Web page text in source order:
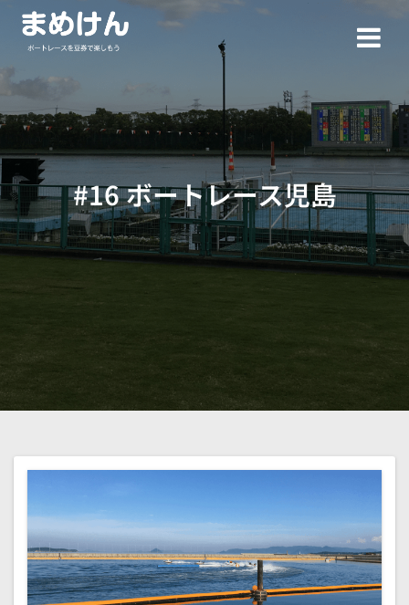
ン
へ
ス
キ
ッ
プ
#16 ボートレース児島